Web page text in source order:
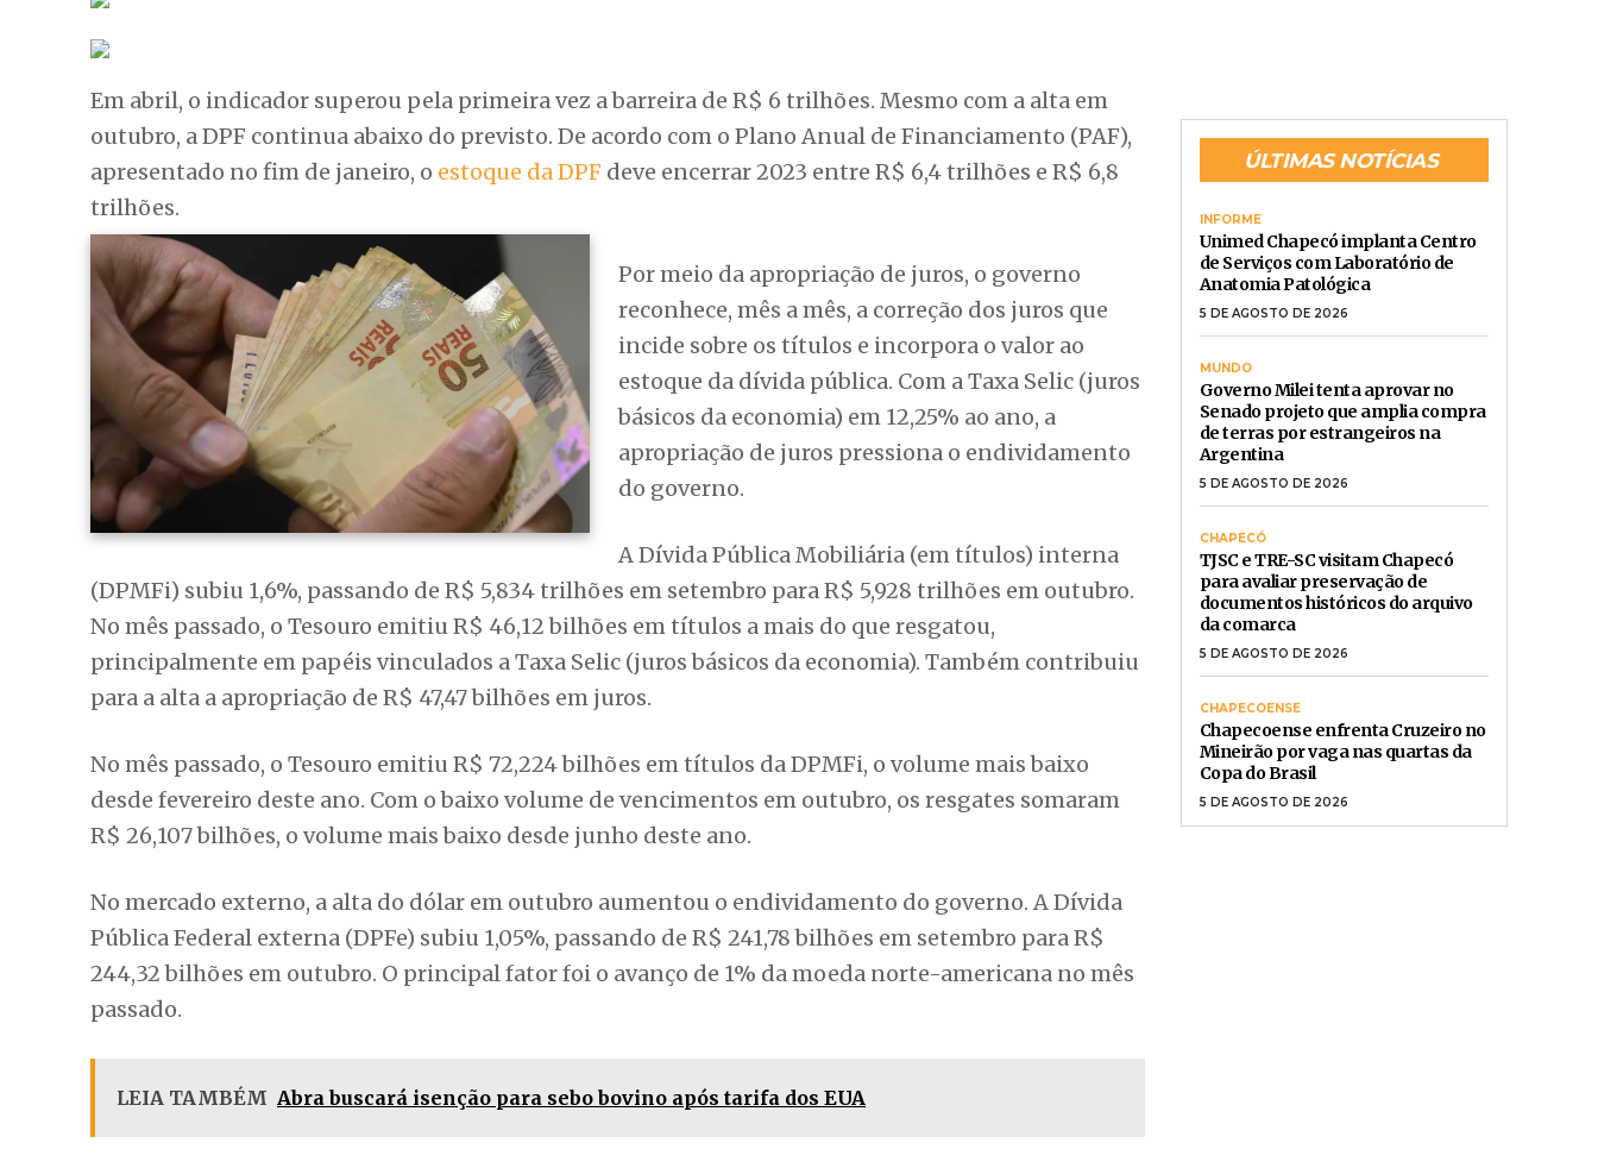
Em abril, o indicador superou pela primeira vez a barreira de R$ 6 trilhões. Mesmo com a alta em
outubro, a DPF continua abaixo do previsto. De acordo com o Plano Anual de Financiamento (PAF),
apresentado no fim de janeiro, o estoque da DPF deve encerrar 2023 entre R$ 6,4 trilhões e R$ 6,8
trilhões.
Por meio da apropriação de juros, o governo
reconhece, mês a mês, a correção dos juros que
incide sobre os títulos e incorpora o valor ao
estoque da dívida pública. Com a Taxa Selic (juros
básicos da economia) em 12,25% ao ano, a
apropriação de juros pressiona o endividamento
do governo.
A Dívida Pública Mobiliária (em títulos) interna
(DPMFi) subiu 1,6%, passando de R$ 5,834 trilhões em setembro para R$ 5,928 trilhões em outubro.
No mês passado, o Tesouro emitiu R$ 46,12 bilhões em títulos a mais do que resgatou,
principalmente em papéis vinculados a Taxa Selic (juros básicos da economia). Também contribuiu
para a alta a apropriação de R$ 47,47 bilhões em juros.
No mês passado, o Tesouro emitiu R$ 72,224 bilhões em títulos da DPMFi, o volume mais baixo
desde fevereiro deste ano. Com o baixo volume de vencimentos em outubro, os resgates somaram
R$ 26,107 bilhões, o volume mais baixo desde junho deste ano.
No mercado externo, a alta do dólar em outubro aumentou o endividamento do governo. A Dívida
Pública Federal externa (DPFe) subiu 1,05%, passando de R$ 241,78 bilhões em setembro para R$
244,32 bilhões em outubro. O principal fator foi o avanço de 1% da moeda norte-americana no mês
passado.
LEIA TAMBÉM Abra buscará isenção para sebo bovino após tarifa dos EUA
ÚLTIMAS NOTÍCIAS
INFORME
Unimed Chapecó implanta Centro
de Serviços com Laboratório de
Anatomia Patológica
5 DE AGOSTO DE 2026
MUNDO
Governo Milei tenta aprovar no
Senado projeto que amplia compra
de terras por estrangeiros na
Argentina
5 DE AGOSTO DE 2026
CHAPECÓ
TJSC e TRE-SC visitam Chapecó
para avaliar preservação de
documentos históricos do arquivo
da comarca
5 DE AGOSTO DE 2026
CHAPECOENSE
Chapecoense enfrenta Cruzeiro no
Mineirão por vaga nas quartas da
Copa do Brasil
5 DE AGOSTO DE 2026